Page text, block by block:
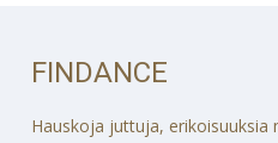
FINDANCE
Hauskoja juttuja,